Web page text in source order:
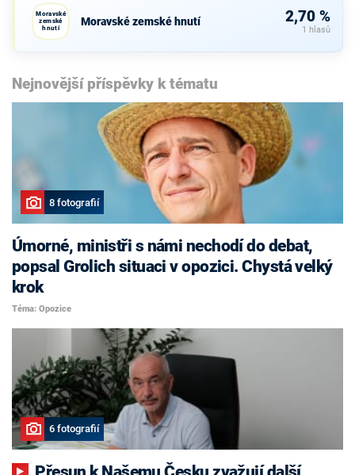
Moravské
zemské
hnutí
Moravské zemské hnutí 2,70 %
1 hlasů
Nejnovější příspěvky k tématu
8 fotografií
Úmorné, ministři s námi nechodí do debat,
popsal Grolich situaci v opozici. Chystá velký
krok
Téma: Opozice
6 fotografií